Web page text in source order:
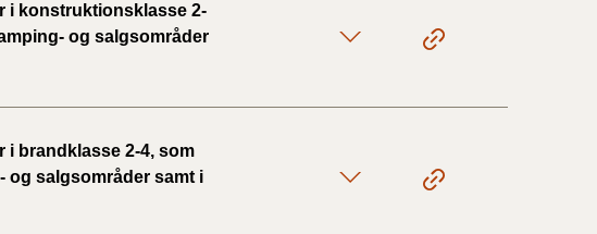
i konstruktionsklasse 2-
og salgsområder
brandklasse 2-4, som
og salgsområder samt i